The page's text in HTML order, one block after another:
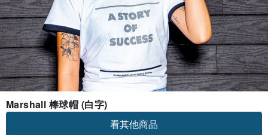
Marshall 棒球帽 (白字)
看其他商品